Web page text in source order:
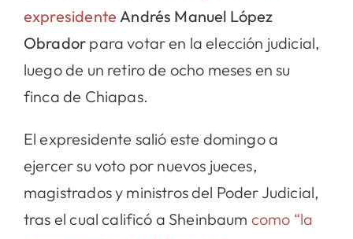
expresidente Andrés Manuel López
Obrador para votar en la elección judicial,
luego de un retiro de ocho meses en su
finca de Chiapas.
El expresidente salió este domingo a
ejercer su voto por nuevos jueces,
magistrados y ministros del Poder Judicial,
tras el cual calificó a Sheinbaum como “la